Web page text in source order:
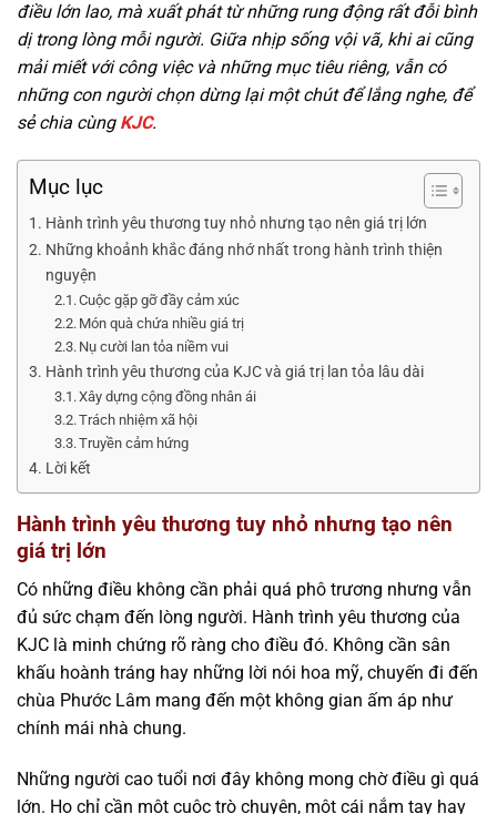
điều lớn lao, mà xuất phát từ những rung động rất đỗi bình
dị trong lòng mỗi người. Giữa nhịp sống vội vã, khi ai cũng
mải miết với công việc và những mục tiêu riêng, vẫn có
những con người chọn dừng lại một chút để lắng nghe, để
sẻ chia cùng KJC.
Mục lục
Hành trình yêu thương tuy nhỏ nhưng tạo nên giá trị lớn
Những khoảnh khắc đáng nhớ nhất trong hành trình thiện
nguyện
Cuộc gặp gỡ đầy cảm xúc
Món quà chứa nhiều giá trị
Nụ cười lan tỏa niềm vui
Hành trình yêu thương của KJC và giá trị lan tỏa lâu dài
Xây dựng cộng đồng nhân ái
Trách nhiệm xã hội
Truyền cảm hứng
Lời kết
Hành trình yêu thương tuy nhỏ nhưng tạo nên
giá trị lớn
Có những điều không cần phải quá phô trương nhưng vẫn
đủ sức chạm đến lòng người. Hành trình yêu thương của
KJC là minh chứng rõ ràng cho điều đó. Không cần sân
khấu hoành tráng hay những lời nói hoa mỹ, chuyến đi đến
chùa Phước Lâm mang đến một không gian ấm áp như
chính mái nhà chung.
Những người cao tuổi nơi đây không mong chờ điều gì quá
lớn. Họ chỉ cần một cuộc trò chuyện, một cái nắm tay hay